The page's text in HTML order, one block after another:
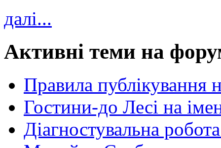
далі...
Активні теми на
Правила публікування
Гостини-до Лесі на
Діагностувальна